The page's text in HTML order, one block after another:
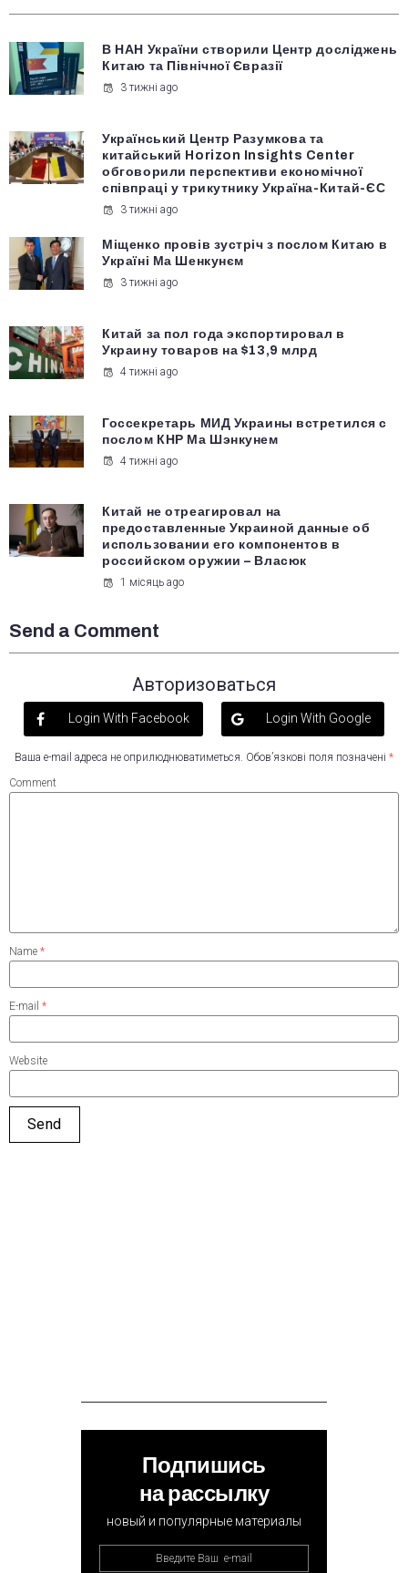
В НАН України створили Центр досліджень
Китаю та Північної Євразії
3 тижні ago
Український Центр Разумкова та
китайський Horizon Insights Center
обговорили перспективи економічної
співпраці у трикутнику Україна-Китай-ЄС
3 тижні ago
Міщенко провів зустріч з послом Китаю в
Україні Ма Шенкунєм
3 тижні ago
Китай за пол года экспортировал в
Украину товаров на $13,9 млрд
4 тижні ago
Госсекретарь МИД Украины встретился с
послом КНР Ма Шэнкунем
4 тижні ago
Китай не отреагировал на
предоставленные Украиной данные об
использовании его компонентов в
российском оружии – Власюк
1 місяць ago
Send a Comment
Авторизоваться
Login With Facebook Login With Google
Ваша e-mail адреса не оприлюднюватиметься. Обов’язкові поля позначені *
Comment
Name *
E-mail *
Website
Подпишись
на рассылку
новый и популярные материалы